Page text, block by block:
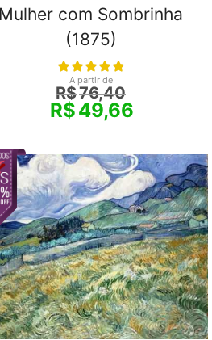
Mulher com Sombrinha
(1875)
A partir de
R$76,40
R$49,66